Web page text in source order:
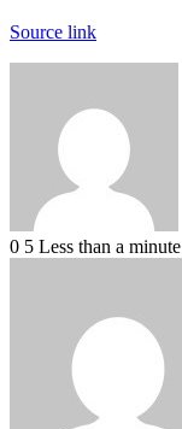
Source link
0 5 Less than a minute